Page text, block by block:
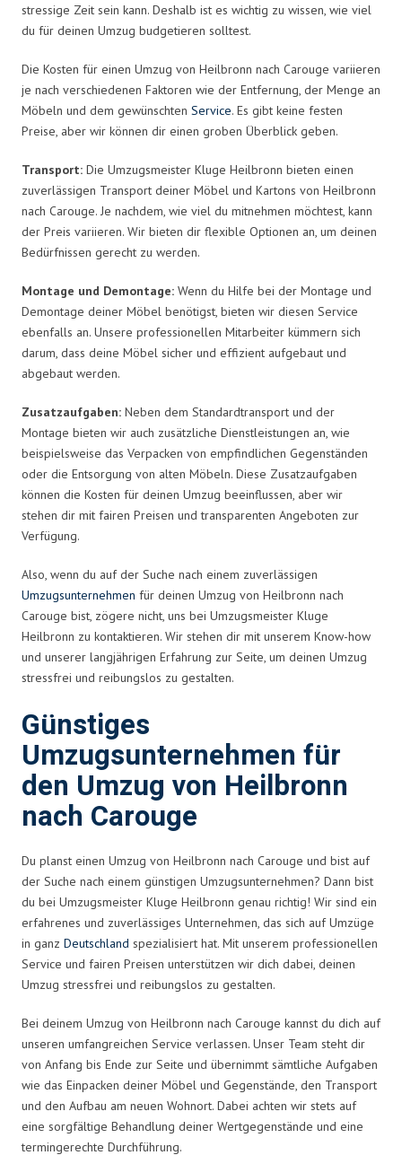
stressige Zeit sein kann. Deshalb ist es wichtig zu wissen, wie viel
du für deinen Umzug budgetieren solltest.
Die Kosten für einen Umzug von Heilbronn nach Carouge variieren
je nach verschiedenen Faktoren wie der Entfernung, der Menge an
Möbeln und dem gewünschten Service. Es gibt keine festen
Preise, aber wir können dir einen groben Überblick geben.
Transport: Die Umzugsmeister Kluge Heilbronn bieten einen
zuverlässigen Transport deiner Möbel und Kartons von Heilbronn
nach Carouge. Je nachdem, wie viel du mitnehmen möchtest, kann
der Preis variieren. Wir bieten dir flexible Optionen an, um deinen
Bedürfnissen gerecht zu werden.
Montage und Demontage: Wenn du Hilfe bei der Montage und
Demontage deiner Möbel benötigst, bieten wir diesen Service
ebenfalls an. Unsere professionellen Mitarbeiter kümmern sich
darum, dass deine Möbel sicher und effizient aufgebaut und
abgebaut werden.
Zusatzaufgaben: Neben dem Standardtransport und der
Montage bieten wir auch zusätzliche Dienstleistungen an, wie
beispielsweise das Verpacken von empfindlichen Gegenständen
oder die Entsorgung von alten Möbeln. Diese Zusatzaufgaben
können die Kosten für deinen Umzug beeinflussen, aber wir
stehen dir mit fairen Preisen und transparenten Angeboten zur
Verfügung.
Also, wenn du auf der Suche nach einem zuverlässigen
Umzugsunternehmen für deinen Umzug von Heilbronn nach
Carouge bist, zögere nicht, uns bei Umzugsmeister Kluge
Heilbronn zu kontaktieren. Wir stehen dir mit unserem Know-how
und unserer langjährigen Erfahrung zur Seite, um deinen Umzug
stressfrei und reibungslos zu gestalten.
Günstiges
Umzugsunternehmen für
den Umzug von Heilbronn
nach Carouge
Du planst einen Umzug von Heilbronn nach Carouge und bist auf
der Suche nach einem günstigen Umzugsunternehmen? Dann bist
du bei Umzugsmeister Kluge Heilbronn genau richtig! Wir sind ein
erfahrenes und zuverlässiges Unternehmen, das sich auf Umzüge
in ganz Deutschland spezialisiert hat. Mit unserem professionellen
Service und fairen Preisen unterstützen wir dich dabei, deinen
Umzug stressfrei und reibungslos zu gestalten.
Bei deinem Umzug von Heilbronn nach Carouge kannst du dich auf
unseren umfangreichen Service verlassen. Unser Team steht dir
von Anfang bis Ende zur Seite und übernimmt sämtliche Aufgaben
wie das Einpacken deiner Möbel und Gegenstände, den Transport
und den Aufbau am neuen Wohnort. Dabei achten wir stets auf
eine sorgfältige Behandlung deiner Wertgegenstände und eine
termingerechte Durchführung.